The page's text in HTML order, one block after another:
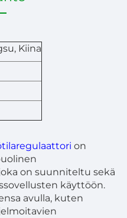
Kiina
on
on suunniteltu sekä
käyttöön.
avulla, kuten